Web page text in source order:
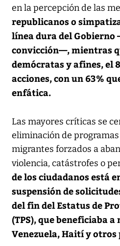
en la percepción de las
republicanos o
línea dura del Gobierno
convicción—, mientras
demócratas y afines, el
acciones, con un 63%
enfática.
Las mayores críticas se
eliminación de
migrantes forzados a
violencia, catástrofes o
de los ciudadanos está
suspensión de
del fin del Estatus de
(TPS), que beneficiaba a
Venezuela, Haití y otros